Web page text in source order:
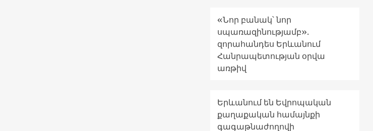
«Նոր բանակ՝ նոր
սպառազինությամբ».
զորահանդես Երևանում
Հանրապետության օրվա
առթիվ
Երևանում են Եվրոպական
քաղաքական համայնքի
գագաթնաժողովի